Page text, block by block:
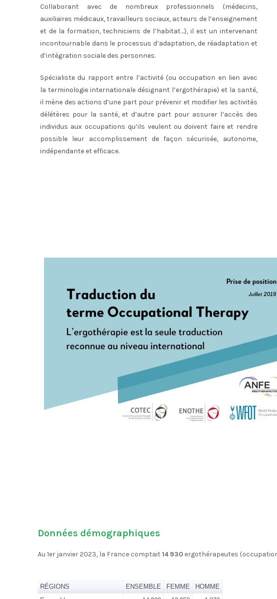
Collaborant avec de nombreux professionnels (médecins,
auxiliaires médicaux, travailleurs sociaux, acteurs de l’enseignement
et de la formation, techniciens de l’habitat…), il est un intervenant
incontournable dans le processus d’adaptation, de réadaptation et
d’intégration sociale des personnes.
Spécialiste du rapport entre l’activité (ou occupation en lien avec
la terminologie internationale désignant l’ergothérapie) et la santé,
il mène des actions d’une part pour prévenir et modifier les activités
délétères pour la santé, et d’autre part pour assurer l’accès des
individus aux occupations qu’ils veulent ou doivent faire et rendre
possible leur accomplissement de façon sécurisée, autonome,
indépendante et efficace.
Données démographiques
Au 1er janvier 2023, la France comptait 14 930 ergothérapeutes
RÉGIONS ENSEMBLE FEMME
HOMME